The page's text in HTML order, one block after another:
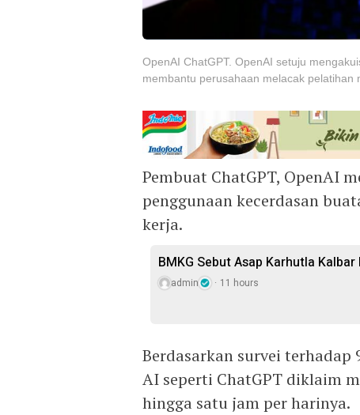
OpenAI ChatGPT. OpenAI setuju
membantu perusahaan melacak
Pembuat ChatGPT, OpenAI
penggunaan kecerdasan
kerja.
BMKG Sebut Asap Karhutla
admin 11 hours
Berdasarkan survei terhadap
AI seperti ChatGPT diklaim
hingga satu jam per harinya.